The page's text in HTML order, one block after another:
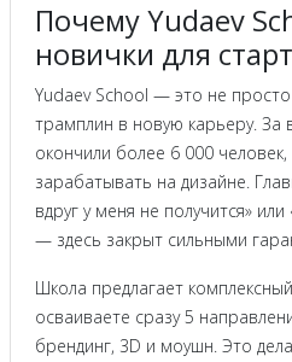
Почему Yudaev
новички для
Yudaev School — это не
трамплин в новую карьеру.
окончили более 6 000
зарабатывать на дизайне.
вдруг у меня не получится»
— здесь закрыт сильными
Школа предлагает
осваиваете сразу 5
брендинг, 3D и моушн. Это